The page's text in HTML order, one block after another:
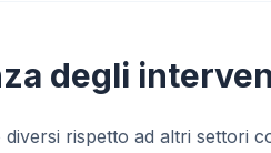
degli
rispetto ad altri settori